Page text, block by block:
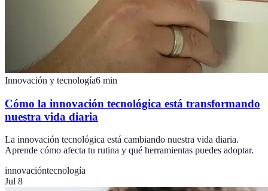
Innovación y tecnología6 min
Cómo la innovación tecnológica está transformando
nuestra vida diaria
La innovación tecnológica está cambiando nuestra vida diaria.
Aprende cómo afecta tu rutina y qué herramientas puedes adoptar.
innovacióntecnología
Jul 8